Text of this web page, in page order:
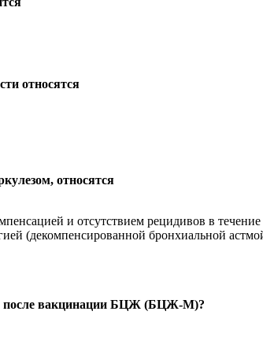
относятся
относятся
и отсутствием рецидивов в течение
(декомпенсированной бронхиальной
после вакцинации БЦЖ (БЦЖ-М)?